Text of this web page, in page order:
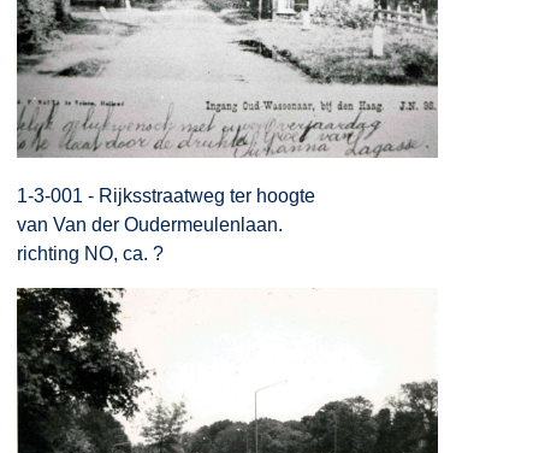
1-3-001 - Rijksstraatweg ter hoogte
van Van der Oudermeulenlaan.
richting NO, ca. ?